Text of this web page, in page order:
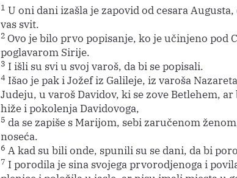
1 U oni dani izašla je zapovid od cesara Augusta,
vas svit.
2 Ovo je bilo prvo popisanje, ko je učinjeno pod
poglavarom Sirije.
3 I išli su svi u svoj varoš, da bi se popisali.
4Išao je pak i Jožef iz Galileje, iz varoša
Judeju, u varoš Davidov, ki se zove Betlehem, ar
hiže i pokolenja Davidovoga,
5 da se zapiše s Marijom, sebi zaručenom
noseća.
6 A kad su bili onde, spunili su se dani, da bi
7 I porodila je sina svojega prvorodjenoga i